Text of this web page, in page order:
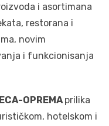
i asortimana
restorana i
novim
i funkcionisanja
OPREMA prilika
hotelskom i